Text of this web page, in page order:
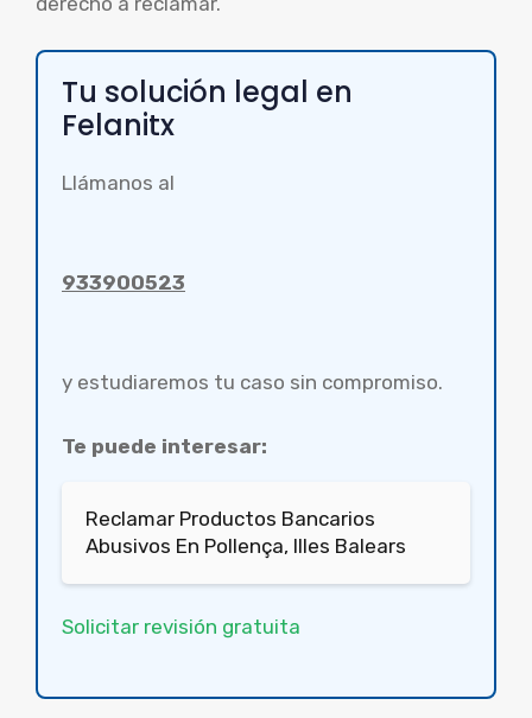
Tu solución legal en
Felanitx
Llámanos al
933900523
y estudiaremos tu caso sin compromiso.
Te puede interesar:
Reclamar Productos Bancarios
Abusivos En Pollença, Illes Balears
Solicitar revisión gratuita